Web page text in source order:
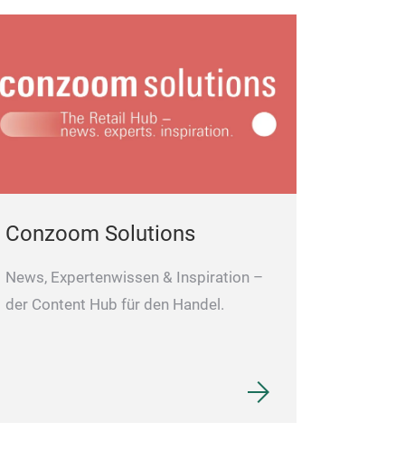
Conzoom Solutions
News, Expertenwissen & Inspiration –
der Content Hub für den Handel.